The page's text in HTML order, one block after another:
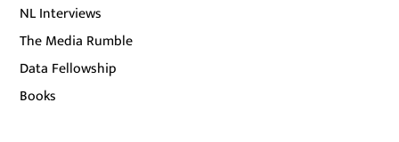
NL Interviews
The Media Rumble
Data Fellowship
Books